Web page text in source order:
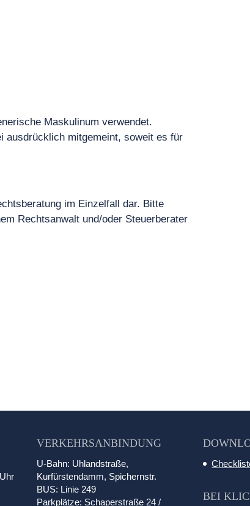
Maskulinum verwendet.
ausdrücklich mitgemeint, soweit es für
im Einzelfall dar. Bitte
Rechtsanwalt und/oder Steuerberater
VERKEHRSANBINDUNG
U-Bahn: Uhlandstraße,
Kurfürstendamm, Spichernstr.
BUS: Linie 249
Parkplätze: Schaperstraße 24 /
BEI